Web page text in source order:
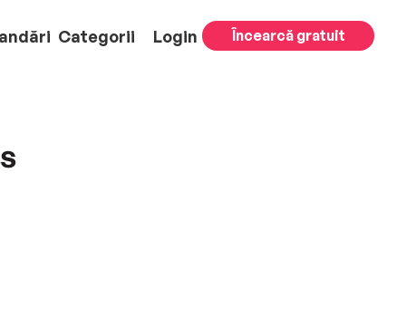
Categorii Login Încearcă gratuit